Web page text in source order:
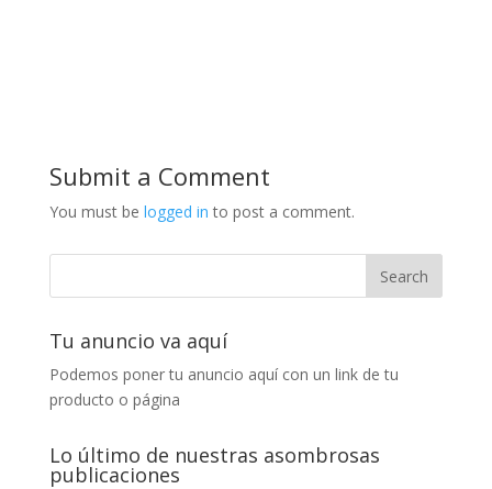
Submit a Comment
You must be logged in to post a comment.
Tu anuncio va aquí
Podemos poner tu anuncio aquí con un link de tu
producto o página
Lo último de nuestras asombrosas
publicaciones